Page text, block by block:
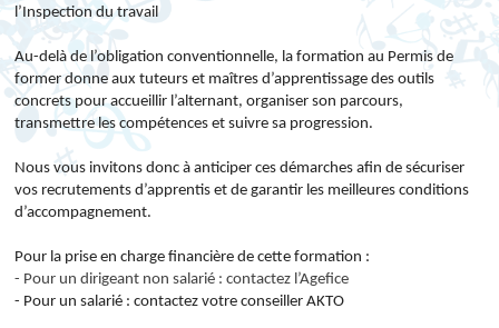
l’Inspection du travail
Au-delà de l’obligation conventionnelle, la formation au Permis de
former donne aux tuteurs et maîtres d’apprentissage des outils
concrets pour accueillir l’alternant, organiser son parcours,
transmettre les compétences et suivre sa progression.
Nous vous invitons donc à anticiper ces démarches afin de sécuriser
vos recrutements d’apprentis et de garantir les meilleures conditions
d’accompagnement.
Pour la prise en charge financière de cette formation :
- Pour un dirigeant non salarié : contactez l’Agefice
- Pour un salarié : contactez votre conseiller AKTO